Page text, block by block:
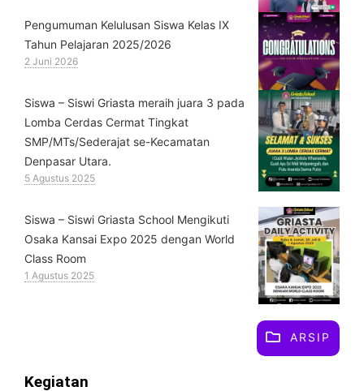
Pengumuman Kelulusan Siswa Kelas IX
Tahun Pelajaran 2025/2026
2 Juni 2026
Siswa – Siswi Griasta meraih juara 3 pada
Lomba Cerdas Cermat Tingkat
SMP/MTs/Sederajat se-Kecamatan
Denpasar Utara.
5 Agustus 2025
Siswa – Siswi Griasta School Mengikuti
Osaka Kansai Expo 2025 dengan World
Class Room
1 Agustus 2025
ARSIP
Kegiatan